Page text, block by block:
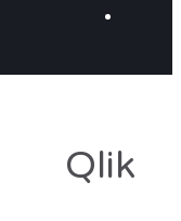
Qlik